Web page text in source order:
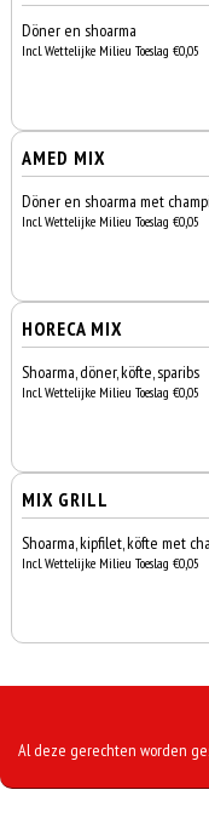
Döner en shoarma
Incl. Wettelijke Milieu Toeslag €0,05
AMED MIX
Döner en shoarma met
Incl. Wettelijke Milieu Toeslag €0,05
HORECA MIX
Shoarma, döner, köfte, sparibs
Incl. Wettelijke Milieu Toeslag €0,05
MIX GRILL
Shoarma, kipfilet, köfte met
Incl. Wettelijke Milieu Toeslag €0,05
Al deze gerechten worden